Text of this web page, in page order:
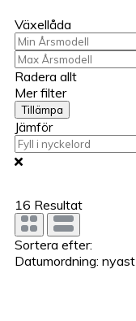
Växellåda
Radera allt
Mer filter
Tillämpa
Jämför
16 Resultat
Sortera efter:
Datumordning: nyast